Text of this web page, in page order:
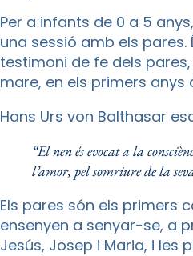
Per a infants de 0 a 5
una sessió amb els
testimoni de fe dels
mare, en els primers anys
Hans Urs von Balthasar
“El nen és evocat a la
l’amor, pel somriure de la
Els pares són els primers
ensenyen a senyar-se, a
Jesús, Josep i Maria, i les